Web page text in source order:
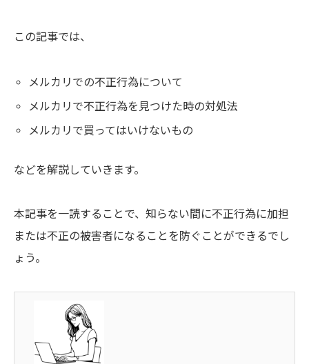
この記事では、
メルカリでの不正行為について
メルカリで不正行為を見つけた時の対処法
メルカリで買ってはいけないもの
などを解説していきます。
本記事を一読することで、知らない間に不正行為に加担
または不正の被害者になることを防ぐことができるでし
ょう。